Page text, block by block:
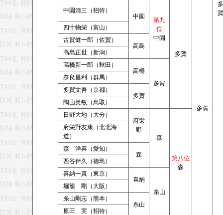
多
賀
中園清三（招待）
中園
第九
位
中園
多賀
多賀
四十物栄（富山）
古賀健一郎（佐賀）
高島
高島正世（新潟）
高橋新一郎（秋田）
高橋
多賀
奈良昌利（群馬）
多賀文吾（京都）
多賀
陶山英敏（鳥取）
日野大地（大分）
府栄
野
森
第八位
森
府栄野友康（北北海
道）
森 洋喜（愛知）
森
西谷伴久（徳島）
喜納一真（東京）
喜納
糸山
堀籠 剛（大阪）
糸山剛志（熊本）
糸山
原田 実（招待）